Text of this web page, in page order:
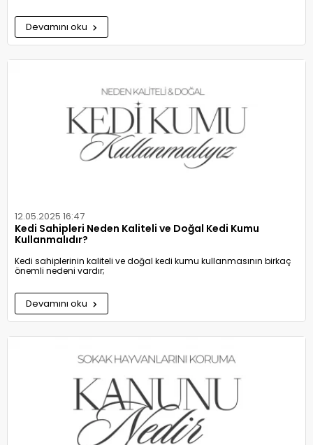
Devamını oku
12.05.2025 16:47
Kedi Sahipleri Neden Kaliteli ve Doğal Kedi Kumu
Kullanmalıdır?
Kedi sahiplerinin kaliteli ve doğal kedi kumu kullanmasının birkaç
önemli nedeni vardır;
Devamını oku